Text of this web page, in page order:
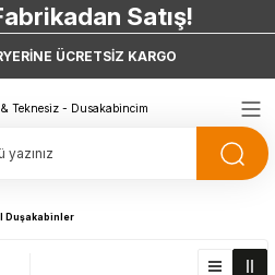
Satış!
Vade Farkı
Satış!
ÜCRETSİZ KARGO
Duşakabinler